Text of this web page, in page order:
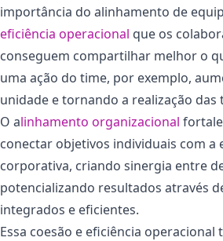
importância do alinhamento de
eficiência operacional que os
conseguem compartilhar melhor o
uma ação do time, por exemplo,
unidade e tornando a realização das
O alinhamento organizacional
conectar objetivos individuais com a
corporativa, criando sinergia entre
potencializando resultados através
integrados e eficientes.
Essa coesão e eficiência operacional